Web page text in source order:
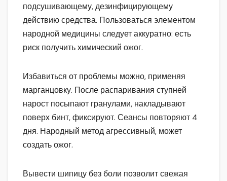
подсушивающему, дезинфицирующему
действию средства. Пользоваться элементом
народной медицины следует аккуратно: есть
риск получить химический ожог.
Избавиться от проблемы можно, применяя
марганцовку. После распаривания ступней
нарост посыпают гранулами, накладывают
поверх бинт, фиксируют. Сеансы повторяют 4
дня. Народный метод агрессивный, может
создать ожог.
Вывести шипицу без боли позволит свежая